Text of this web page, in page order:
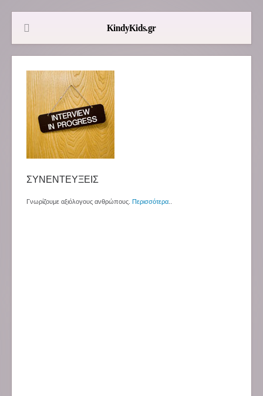
ΣΥΝΕΝΤΕΥΞΕΙΣ
Γνωρίζουμε αξιόλογους ανθρώπους. Περισσότερα